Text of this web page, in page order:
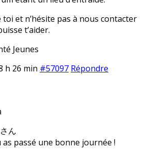
toi et n’hésite pas à nous contacter
t’aider.
Jeunes
h 26 min #57097 Répondre
ん
as passé une bonne journée !